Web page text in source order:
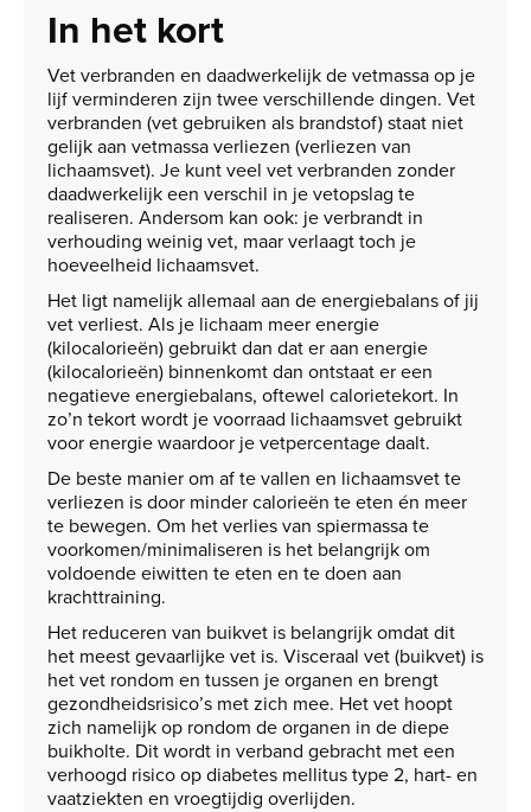
In het kort
Vet verbranden en daadwerkelijk de vetmassa op je
lijf verminderen zijn twee verschillende dingen. Vet
verbranden (vet gebruiken als brandstof) staat niet
gelijk aan vetmassa verliezen (verliezen van
lichaamsvet). Je kunt veel vet verbranden zonder
daadwerkelijk een verschil in je vetopslag te
realiseren. Andersom kan ook: je verbrandt in
verhouding weinig vet, maar verlaagt toch je
hoeveelheid lichaamsvet.
Het ligt namelijk allemaal aan de energiebalans of jij
vet verliest. Als je lichaam meer energie
(kilocalorieën) gebruikt dan dat er aan energie
(kilocalorieën) binnenkomt dan ontstaat er een
negatieve energiebalans, oftewel calorietekort. In
zo’n tekort wordt je voorraad lichaamsvet gebruikt
voor energie waardoor je vetpercentage daalt.
De beste manier om af te vallen en lichaamsvet te
verliezen is door minder calorieën te eten én meer
te bewegen. Om het verlies van spiermassa te
voorkomen/minimaliseren is het belangrijk om
voldoende eiwitten te eten en te doen aan
krachttraining.
Het reduceren van buikvet is belangrijk omdat dit
het meest gevaarlijke vet is. Visceraal vet (buikvet) is
het vet rondom en tussen je organen en brengt
gezondheidsrisico’s met zich mee. Het vet hoopt
zich namelijk op rondom de organen in de diepe
buikholte. Dit wordt in verband gebracht met een
verhoogd risico op diabetes mellitus type 2, hart- en
vaatziekten en vroegtijdig overlijden.